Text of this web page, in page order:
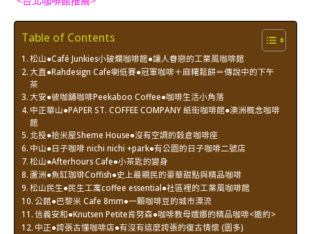
Table of Contents
松山●Café Junkies小破爛咖啡館●讓人眷戀的工業風咖啡館
大直●Rahdesign Cafe喇低賽●冠軍咖啡＋麻糬鬆餅＝傳說中的下午
茶
大安●彼咖舖咖啡Peekaboo Coffee●咖啡生活小角落
中正華山●PAPER ST. COFFEE COMPANY 紙街咖啡館●澳洲概念咖啡
館
北投●拾米屋Sheme House●沒有空調的穀倉咖啡座
中山●日子咖啡 nichi nichi +park●有公園的日子咖啡二號店
松山●Afterhours Cafe●小茶匙的變身
蘆洲●魚缸珈琲Coffish●史上最親民的豪華甜點與精品咖啡
松山民生●民生工寓coffee essential●社區裡的工業風咖啡館
公館●巴黎米 Cafe 8mm●一顆咖啡豆的城市漂流
信義安和●Knutsen Petite肯努森●咖啡教母娥娜的精品咖啡<邀約>
中正●誇張古懂咖啡店●有沒有這麼誇張的復古情懷 (圖多)